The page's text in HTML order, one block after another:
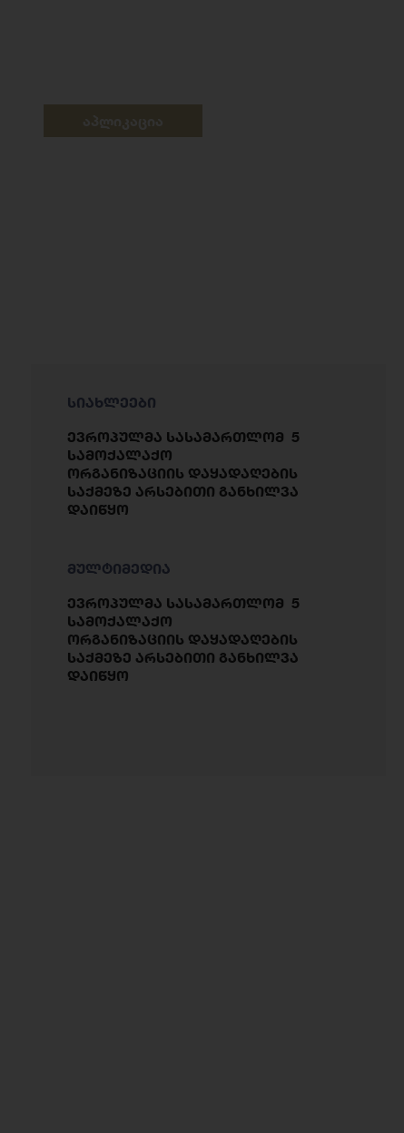
სიახლეები
ევროპულმა სასამართლომ 5
სამოქალაქო
ორგანიზაციის დაყადაღების
საქმეზე არსებითი განხილვა
დაიწყო
მულტიმედია
ევროპულმა სასამართლომ 5
სამოქალაქო
ორგანიზაციის დაყადაღების
საქმეზე არსებითი განხილვა
დაიწყო